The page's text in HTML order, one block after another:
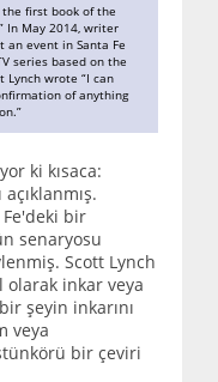
first book of the
In May 2014, writer
an event in Santa Fe
series based on the
Lynch wrote “I can
of anything
ki kısaca:
Fe'deki bir
senaryosu
Scott Lynch
olarak inkar veya
şeyin inkarını
veya
bir çeviri